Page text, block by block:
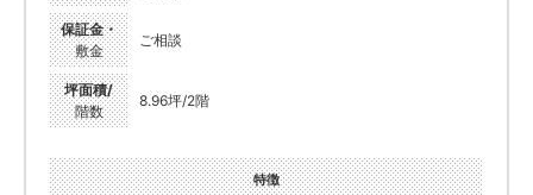
保証金・
敷金
ご相談
坪面積/
階数
8.96坪/2階
特徴